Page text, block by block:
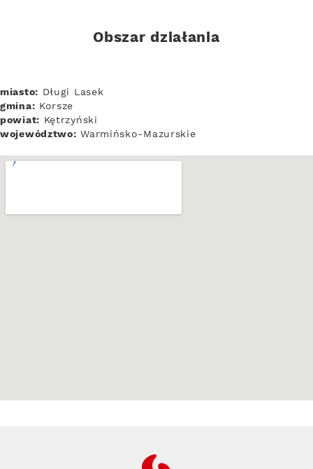
Obszar działania
miasto: Długi Lasek
gmina: Korsze
powiat: Kętrzyński
województwo: Warmińsko-Mazurskie
RFC